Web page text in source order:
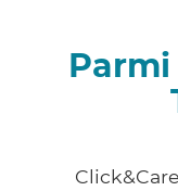
Parmi